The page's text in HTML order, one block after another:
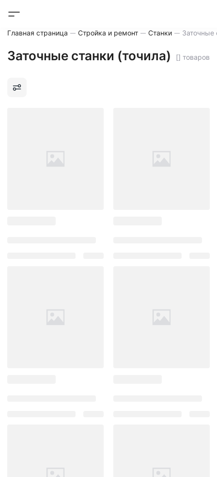
Главная страница Стройка и ремонт Станки Заточные
Заточные станки (точила) [] товаров